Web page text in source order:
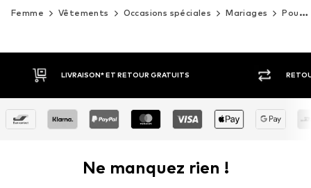
Femme Vêtements Occasions spéciales Mariages Pour les invitées du mariage
LIVRAISON* ET RETOUR GRATUITS
Ne manquez rien !